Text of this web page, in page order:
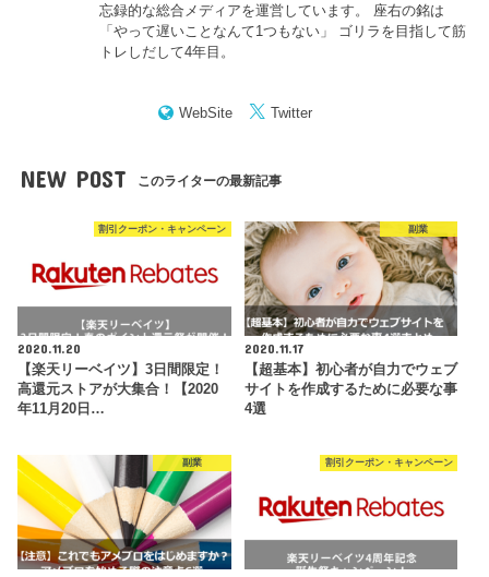
忘録的な総合メディアを運営しています。 座右の銘は
「やって遅いことなんて1つもない」 ゴリラを目指して筋
トレしだして4年目。
WebSite Twitter
NEW POST このライターの最新記事
割引クーポン・キャンペーン
2020.11.20
【楽天リーベイツ】3日間限定！
高還元ストアが大集合！【2020
年11月20日…
副業
2020.11.17
【超基本】初心者が自力でウェブ
サイトを作成するために必要な事
4選
副業 割引クーポン・キャンペーン